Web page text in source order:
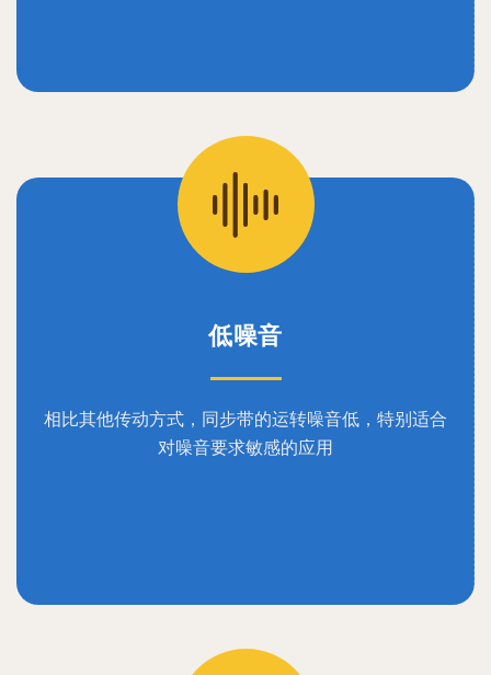
低噪音
相比其他传动方式，同步带的运转噪音低，特别适合
对噪音要求敏感的应用